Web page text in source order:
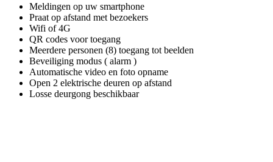
Meldingen op uw smartphone
Praat op afstand met bezoekers
Wifi of 4G
QR codes voor toegang
Meerdere personen (8) toegang tot beelden
Beveiliging modus ( alarm )
Automatische video en foto opname
Open 2 elektrische deuren op afstand
Losse deurgong beschikbaar